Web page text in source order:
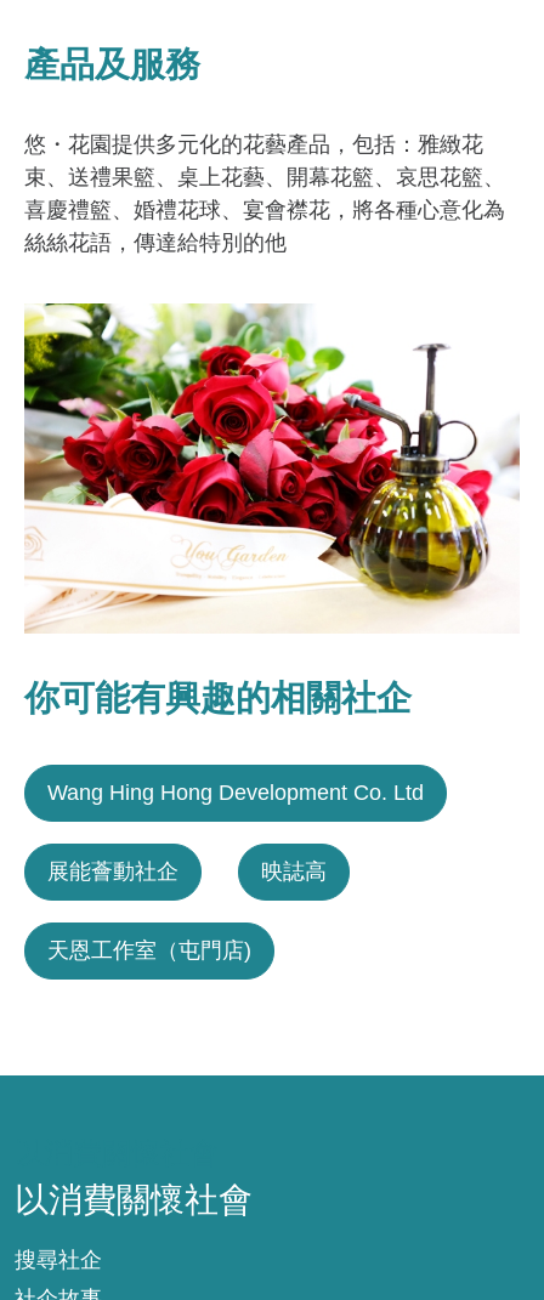
產品及服務
悠・花園提供多元化的花藝產品，包括：雅緻花
束、送禮果籃、桌上花藝、開幕花籃、哀思花籃、
喜慶禮籃、婚禮花球、宴會襟花，將各種心意化為
絲絲花語，傳達給特別的他
你可能有興趣的相關社企
Wang Hing Hong Development Co. Ltd
展能薈動社企 映誌高
天恩工作室（屯門店)
以消費關懷社會
搜尋社企